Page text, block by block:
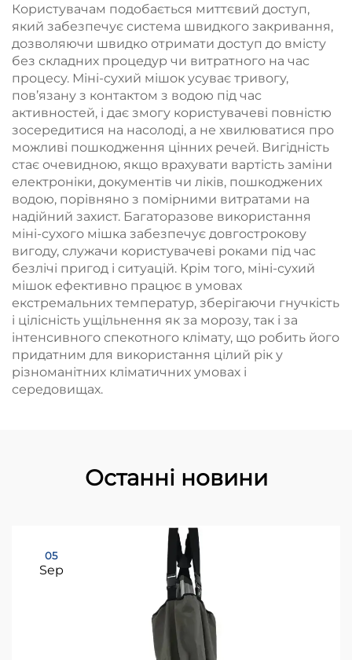
Користувачам подобається миттєвий доступ,
який забезпечує система швидкого закривання,
дозволяючи швидко отримати доступ до вмісту
без складних процедур чи витратного на час
процесу. Міні-сухий мішок усуває тривогу,
пов’язану з контактом з водою під час
активностей, і дає змогу користувачеві повністю
зосередитися на насолоді, а не хвилюватися про
можливі пошкодження цінних речей. Вигідність
стає очевидною, якщо врахувати вартість заміни
електроніки, документів чи ліків, пошкоджених
водою, порівняно з помірними витратами на
надійний захист. Багаторазове використання
міні-сухого мішка забезпечує довгострокову
вигоду, служачи користувачеві роками під час
безлічі пригод і ситуацій. Крім того, міні-сухий
мішок ефективно працює в умовах
екстремальних температур, зберігаючи гнучкість
і цілісність ущільнення як за морозу, так і за
інтенсивного спекотного клімату, що робить його
придатним для використання цілий рік у
різноманітних кліматичних умовах і
середовищах.
Останні новини
05
Sep